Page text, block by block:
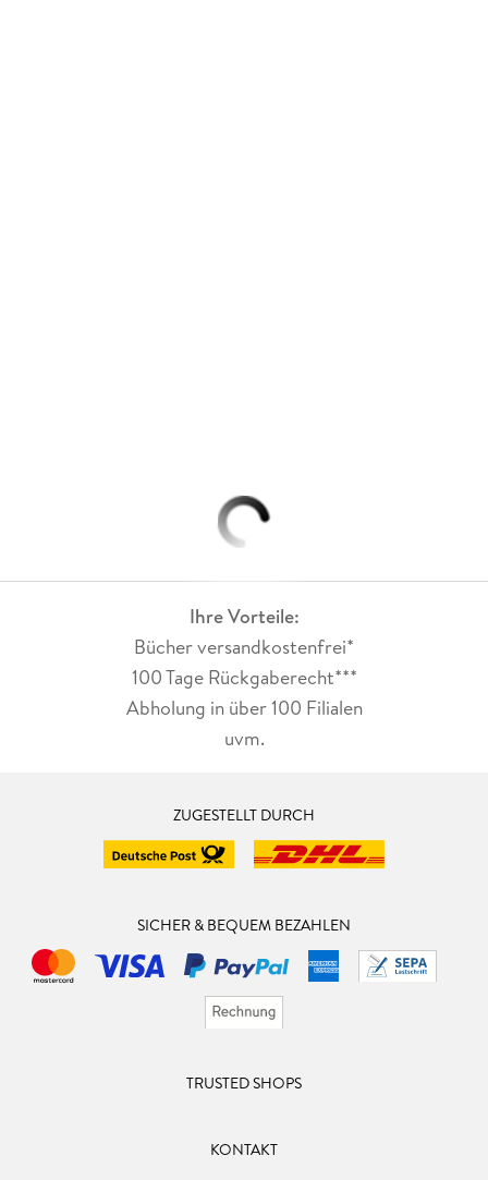
Ihre Vorteile:
Bücher versandkostenfrei*
100 Tage Rückgaberecht***
Abholung in über 100 Filialen
uvm.
ZUGESTELLT DURCH
SICHER & BEQUEM BEZAHLEN
TRUSTED SHOPS
KONTAKT